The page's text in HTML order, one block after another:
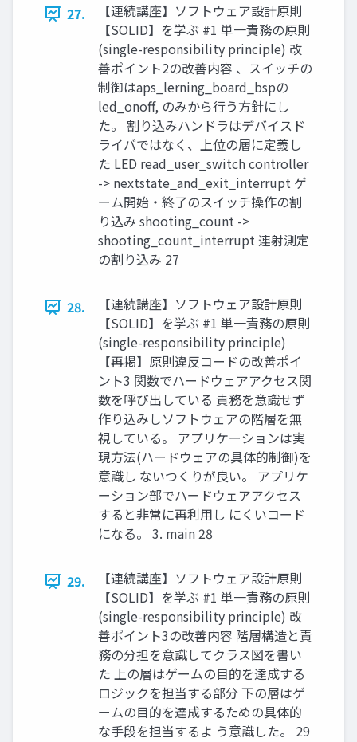
27.
【連続講座】ソフトウェア設計原則
【SOLID】を学ぶ #1 単一責務の原則
(single-responsibility principle) 改
善ポイント2の改善内容 、スイッチの
制御はaps_lerning_board_bspの
led_onoff, のみから行う方針にし
た。 割り込みハンドラはデバイスド
ライバではなく、上位の層に定義し
た LED read_user_switch controller
-> nextstate_and_exit_interrupt ゲ
ーム開始・終了のスイッチ操作の割
り込み shooting_count ->
shooting_count_interrupt 連射測定
の割り込み 27
28.
【連続講座】ソフトウェア設計原則
【SOLID】を学ぶ #1 単一責務の原則
(single-responsibility principle)
【再掲】原則違反コードの改善ポイ
ント3 関数でハードウェアアクセス関
数を呼び出している 責務を意識せず
作り込みしソフトウェアの階層を無
視している。 アプリケーションは実
現方法(ハードウェアの具体的制御)を
意識し ないつくりが良い。 アプリケ
ーション部でハードウェアアクセス
すると非常に再利用し にくいコード
になる。 3. main 28
29.
【連続講座】ソフトウェア設計原則
【SOLID】を学ぶ #1 単一責務の原則
(single-responsibility principle) 改
善ポイント3の改善内容 階層構造と責
務の分担を意識してクラス図を書い
た 上の層はゲームの目的を達成する
ロジックを担当する部分 下の層はゲ
ームの目的を達成するための具体的
な手段を担当するよ う意識した。 29